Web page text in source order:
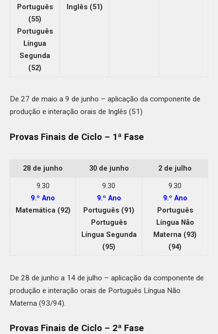
Português
(55)
Português
Língua
Segunda
(52)
Inglês (51)
De 27 de maio a 9 de junho – aplicação da componente de
produção e interação orais de Inglês (51)
Provas Finais de Ciclo – 1ª Fase
28 de junho 30 de junho
2 de julho
9.30
9.º Ano
Matemática (92)
9.30
9.º Ano
Português (91)
Português
Língua Segunda
(95)
9.30
9.º Ano
Português
Língua Não
Materna (93)
(94)
De 28 de junho a 14 de julho – aplicação da componente de
produção e interação orais de Português Língua Não
Materna (93/94).
Provas Finais de Ciclo – 2ª Fase